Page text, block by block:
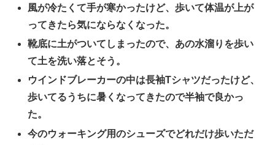
風が冷たくて手が寒かったけど、歩いて体温が上が
ってきたら気にならなくなった。
靴底に土がついてしまったので、あの水溜りを歩い
て土を洗い落とそう。
ウインドブレーカーの中は長袖Tシャツだったけど、
歩いてるうちに暑くなってきたので半袖で良かっ
た。
今のウォーキング用のシューズでどれだけ歩いただ